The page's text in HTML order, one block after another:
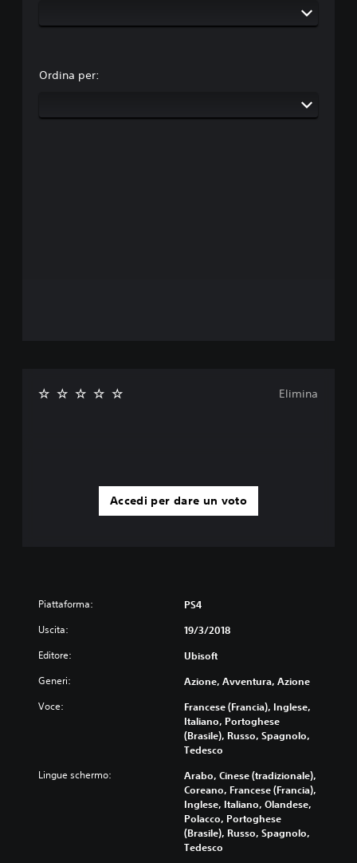
Ordina per:
Accedi per dare un voto
Elimina
Piattaforma: PS4
Uscita: 19/3/2018
Editore: Ubisoft
Generi: Azione, Avventura, Azione
Voce:
Francese (Francia), Inglese,
Italiano, Portoghese
(Brasile), Russo, Spagnolo,
Tedesco
Lingue schermo:
Arabo, Cinese (tradizionale),
Coreano, Francese (Francia),
Inglese, Italiano, Olandese,
Polacco, Portoghese
(Brasile), Russo, Spagnolo,
Tedesco